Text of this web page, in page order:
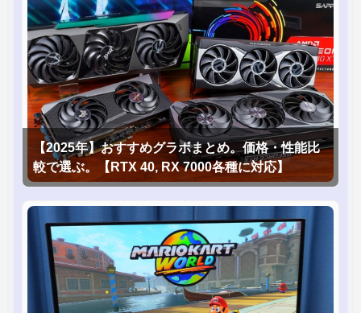
【2025年】おすすめグラボまとめ。価格・性能比
較で選ぶ。【RTX 40, RX 7000各種に対応】